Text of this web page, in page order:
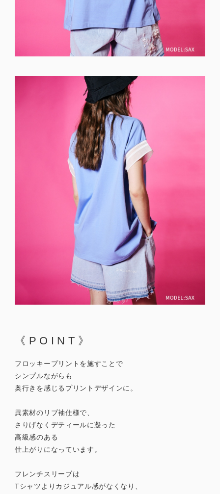
《POINT》
フロッキープリントを施すことで
シンプルながらも
奥行きを感じるプリントデザインに。
異素材のリブ袖仕様で、
さりげなくデティールに凝った
高級感のある
仕上がりになっています。
フレンチスリーブは
Tシャツよりカジュアル感がなくなり、